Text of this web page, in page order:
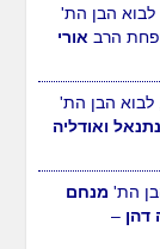
לרגל הולדת
הרבלירן
הבן הת'
הרבאורי
הבן הת'
נתנאל ואודליה